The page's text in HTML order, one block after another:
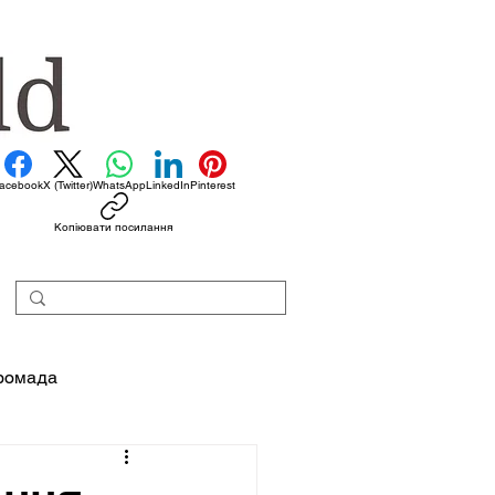
X (Twitter)WhatsAppLinkedInPinterest
Копіювати посилання